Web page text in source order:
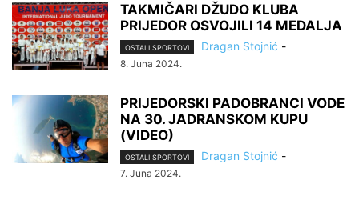
TAKMIČARI DŽUDO KLUBA
PRIJEDOR OSVOJILI 14 MEDALJA
OSTALI SPORTOVI Dragan Stojnić -
8. Juna 2024.
PRIJEDORSKI PADOBRANCI VODE
NA 30. JADRANSKOM KUPU
(VIDEO)
OSTALI SPORTOVI Dragan Stojnić -
7. Juna 2024.